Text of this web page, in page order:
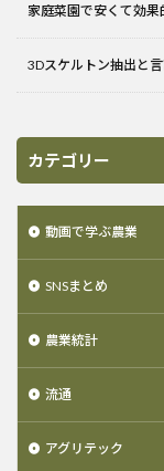
家庭菜園で安くて効果
3Dスケルトン抽出と
カテゴリー
動画で学ぶ農業
SNSまとめ
農業統計
流通
アグリテック